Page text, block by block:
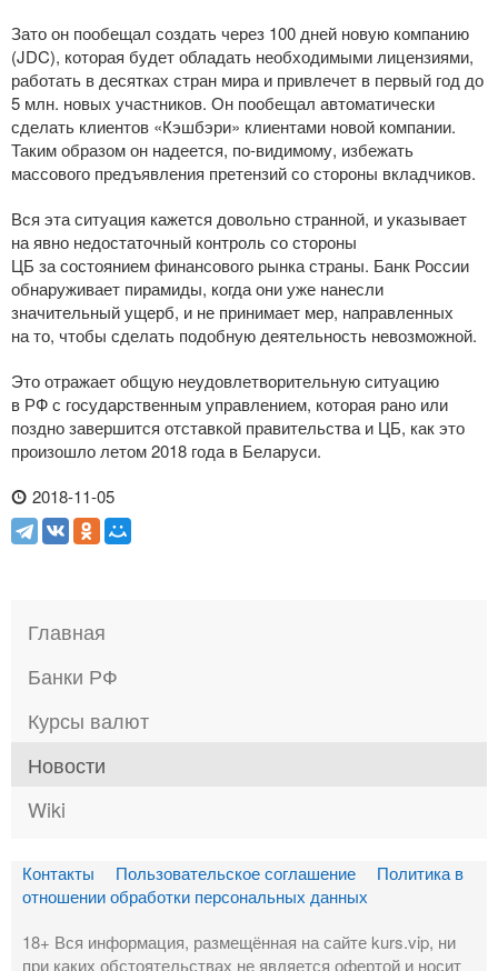
Зато он пообещал создать через 100 дней новую компанию
(JDC), которая будет обладать необходимыми лицензиями,
работать в десятках стран мира и привлечет в первый год до
5 млн. новых участников. Он пообещал автоматически
сделать клиентов «Кэшбэри» клиентами новой компании.
Таким образом он надеется, по-видимому, избежать
массового предъявления претензий со стороны вкладчиков.
Вся эта ситуация кажется довольно странной, и указывает
на явно недостаточный контроль со стороны
ЦБ за состоянием финансового рынка страны. Банк России
обнаруживает пирамиды, когда они уже нанесли
значительный ущерб, и не принимает мер, направленных
на то, чтобы сделать подобную деятельность невозможной.
Это отражает общую неудовлетворительную ситуацию
в РФ с государственным управлением, которая рано или
поздно завершится отставкой правительства и ЦБ, как это
произошло летом 2018 года в Беларуси.
2018-11-05
Главная
Банки РФ
Курсы валют
Новости
Wiki
Контакты Пользовательское соглашение
Политика в
отношении обработки персональных данных
18+ Вся информация, размещённая на сайте kurs.vip, ни
при каких обстоятельствах не является офертой и носит